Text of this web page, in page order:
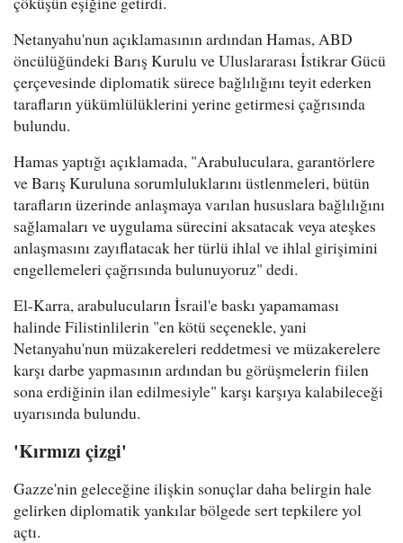
Netanyahu'nun açıklamasının ardından Hamas, ABD
öncülüğündeki Barış Kurulu ve Uluslararası İstikrar Gücü
çerçevesinde diplomatik sürece bağlılığını teyit ederken
tarafların yükümlülüklerini yerine getirmesi çağrısında
bulundu.
Hamas yaptığı açıklamada, "Arabuluculara, garantörlere
ve Barış Kuruluna sorumluluklarını üstlenmeleri, bütün
tarafların üzerinde anlaşmaya varılan hususlara bağlılığını
sağlamaları ve uygulama sürecini aksatacak veya ateşkes
anlaşmasını zayıflatacak her türlü ihlal ve ihlal girişimini
engellemeleri çağrısında bulunuyoruz" dedi.
El-Karra, arabulucuların İsrail'e baskı yapamaması
halinde Filistinlilerin "en kötü seçenekle, yani
Netanyahu'nun müzakereleri reddetmesi ve müzakerelere
karşı darbe yapmasının ardından bu görüşmelerin fiilen
sona erdiğinin ilan edilmesiyle" karşı karşıya kalabileceği
uyarısında bulundu.
'Kırmızı çizgi'
Gazze'nin geleceğine ilişkin sonuçlar daha belirgin hale
gelirken diplomatik yankılar bölgede sert tepkilere yol
açtı.